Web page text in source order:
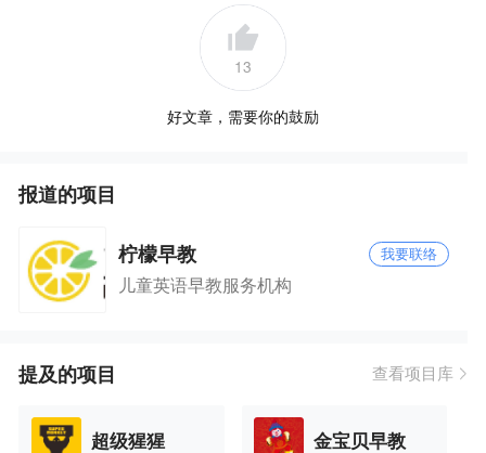
13
好文章，需要你的鼓励
报道的项目
柠檬早教 我要联络
儿童英语早教服务机构
提及的项目 查看项目库
超级猩猩 金宝贝早教